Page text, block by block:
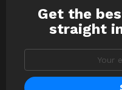
Get the
straight